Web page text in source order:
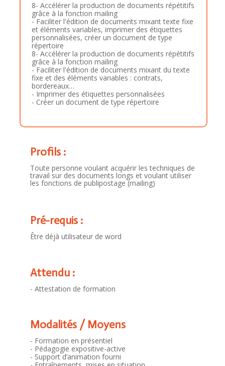
8- Accélérer la production de documents répétitifs
grâce à la fonction mailing
- Faciliter l'édition de documents mixant texte fixe
et éléments variables, imprimer des étiquettes
personnalisées, créer un document de type
répertoire
8- Accélérer la production de documents répétitifs
grâce à la fonction mailing
- Faciliter l'édition de documents mixant du texte
fixe et des éléments variables : contrats,
bordereaux…
- Imprimer des étiquettes personnalisées
- Créer un document de type répertoire
Profils :
Toute personne voulant acquérir les techniques de
travail sur des documents longs et voulant utiliser
les fonctions de publipostage (mailing)
Pré-requis :
Être déjà utilisateur de word
Attendu :
- Attestation de formation
Modalités / Moyens
- Formation en présentiel
- Pédagogie expositive-active
- Support d’animation fourni